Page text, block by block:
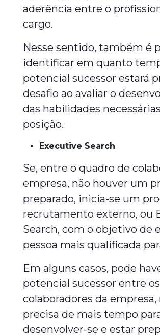
aderência entre o
cargo.
Nesse sentido, também é
identificar em quanto
potencial sucessor estará
desafio ao avaliar o
das habilidades
posição.
Executive Search
Se, entre o quadro de
empresa, não houver um
preparado, inicia-se um
recrutamento externo, ou
Search, com o objetivo de
pessoa mais qualificada
Em alguns casos, pode
potencial sucessor entre os
colaboradores da empresa,
precisa de mais tempo
desenvolver-se e estar